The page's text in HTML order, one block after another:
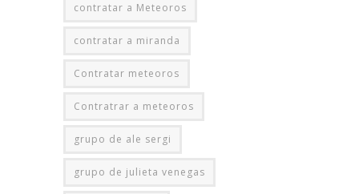
contratar a Meteoros
contratar a miranda
Contratar meteoros
Contratrar a meteoros
grupo de ale sergi
grupo de julieta venegas